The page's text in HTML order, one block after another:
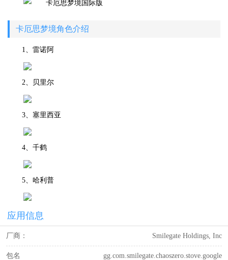
卡厄思梦境角色介绍
1、雷诺阿
2、贝里尔
3、塞里西亚
4、千鹤
5、哈利普
应用信息
厂商： Smilegate Holdings, Inc
包名 gg.com.smilegate.chaoszero.stove.google